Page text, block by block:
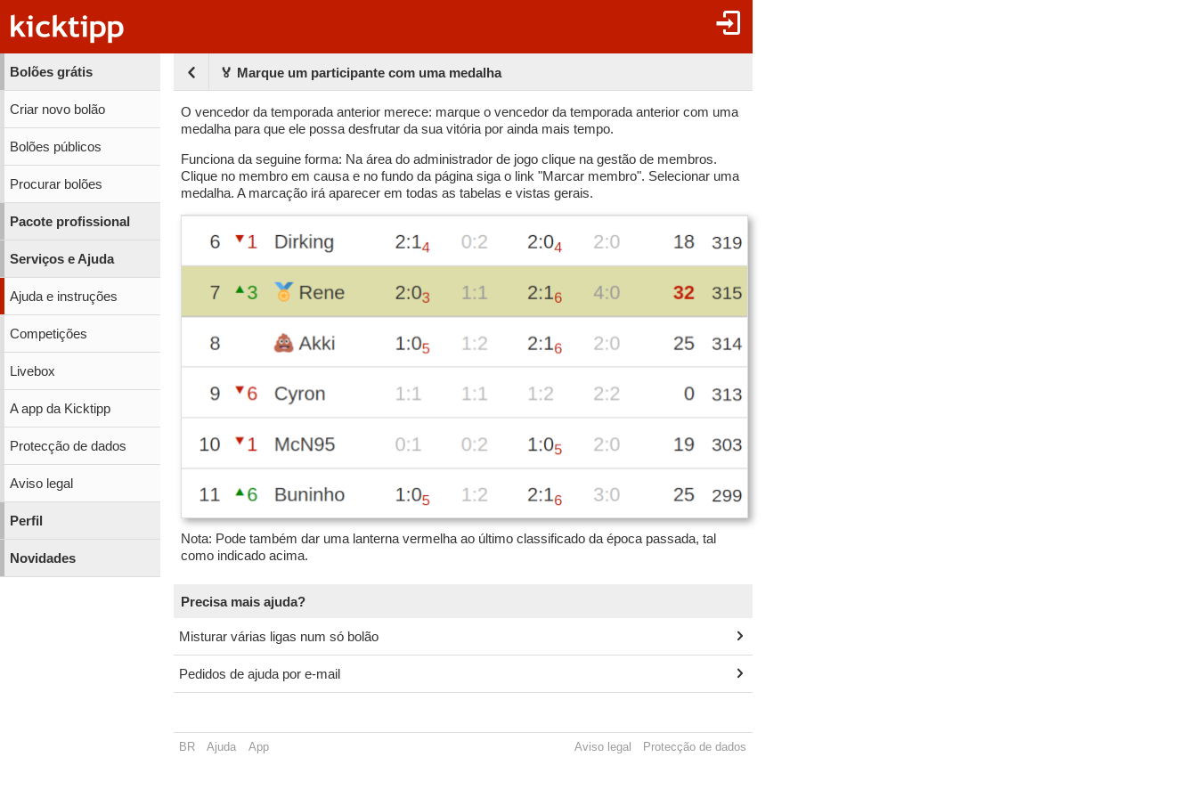
Bolões grátis
Criar novo bolão
Bolões públicos
Procurar bolões
Pacote profissional
Serviços e Ajuda
Ajuda e instruções
Competições
Livebox
A app da Kicktipp
Protecção de dados
Aviso legal
Perfil
Novidades
🏅 Marque um participante com uma medalha
O vencedor da temporada anterior merece: marque o vencedor da temporada anterior com uma
medalha para que ele possa desfrutar da sua vitória por ainda mais tempo.
Funciona da seguine forma: Na área do administrador de jogo clique na gestão de membros.
Clique no membro em causa e no fundo da página siga o link "Marcar membro". Selecionar uma
medalha. A marcação irá aparecer em todas as tabelas e vistas gerais.
Nota: Pode também dar uma lanterna vermelha ao último classificado da época passada, tal
como indicado acima.
Precisa mais ajuda?
Misturar várias ligas num só bolão
Pedidos de ajuda por e-mail
BR Ajuda App Aviso legal Protecção de dados